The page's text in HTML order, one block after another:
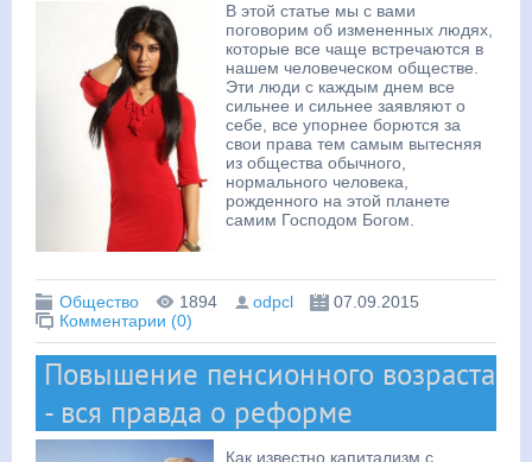
В этой статье мы с вами
поговорим об измененных людях,
которые все чаще встречаются в
нашем человеческом обществе.
Эти люди с каждым днем все
сильнее и сильнее заявляют о
себе, все упорнее борются за
свои права тем самым вытесняя
из общества обычного,
нормального человека,
рожденного на этой планете
самим Господом Богом.
Общество 1894 odpcl
07.09.2015
Комментарии (0)
Повышение пенсионного возраста
- вся правда о реформе
Как известно капитализм с